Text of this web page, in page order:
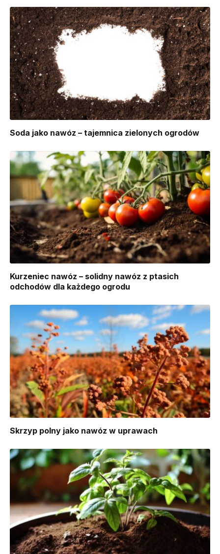
Soda jako nawóz – tajemnica zielonych ogrodów
Kurzeniec nawóz – solidny nawóz z ptasich
odchodów dla każdego ogrodu
Skrzyp polny jako nawóz w uprawach